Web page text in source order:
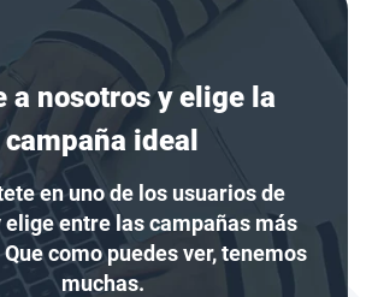
a nosotros y elige la
campaña ideal
en uno de los usuarios de
elige entre las campañas más
como puedes ver, tenemos
muchas.